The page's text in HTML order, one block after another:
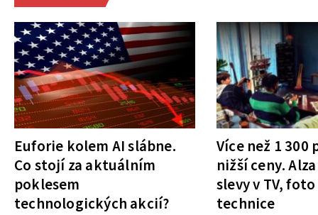
Euforie kolem AI slábne.
Co stojí za aktuálním
poklesem
technologických akcií?
Více než 1
nižší ceny.
slevy v TV,
technice